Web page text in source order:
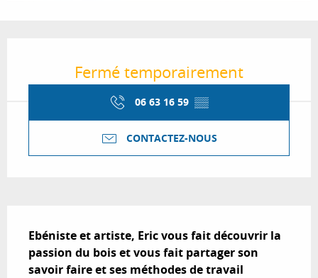
Fermé temporairement
06 63 16 59 ▒▒
CONTACTEZ-NOUS
Ebéniste et artiste, Eric vous fait découvrir la
passion du bois et vous fait partager son
savoir faire et ses méthodes de travail